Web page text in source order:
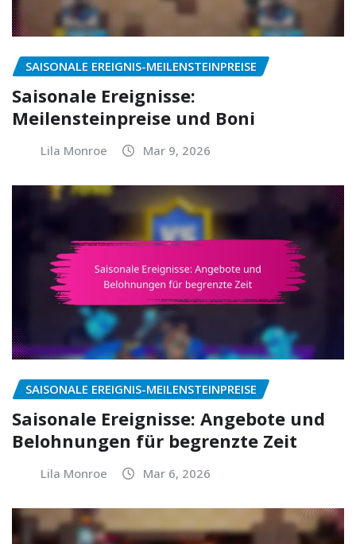
SAISONALE EREIGNIS-MEILENSTEINPREISE
Saisonale Ereignisse:
Meilensteinpreise und Boni
Lila Monroe Mar 9, 2026
SAISONALE EREIGNIS-MEILENSTEINPREISE
Saisonale Ereignisse: Angebote und
Belohnungen für begrenzte Zeit
Lila Monroe Mar 6, 2026